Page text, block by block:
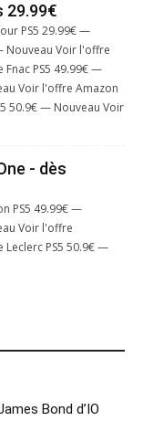
29.99€
PS5 29.99€ —
Nouveau Voir l'offre
PS5 49.99€ —
Voir l'offre Amazon
50.9€ — Nouveau Voir
- dès
PS5 49.99€ —
Voir l'offre
PS5 50.9€ —
Bond d’IO